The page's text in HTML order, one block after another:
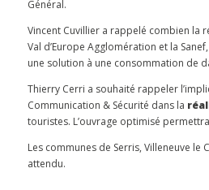
Général.
Vincent Cuvillier a rappelé combien la
Val d’Europe Agglomération et la
une solution à une consommation de
Thierry Cerri a souhaité rappeler
Communication & Sécurité dans la
touristes. L’ouvrage optimisé
Les communes de Serris, Villeneuve
attendu.